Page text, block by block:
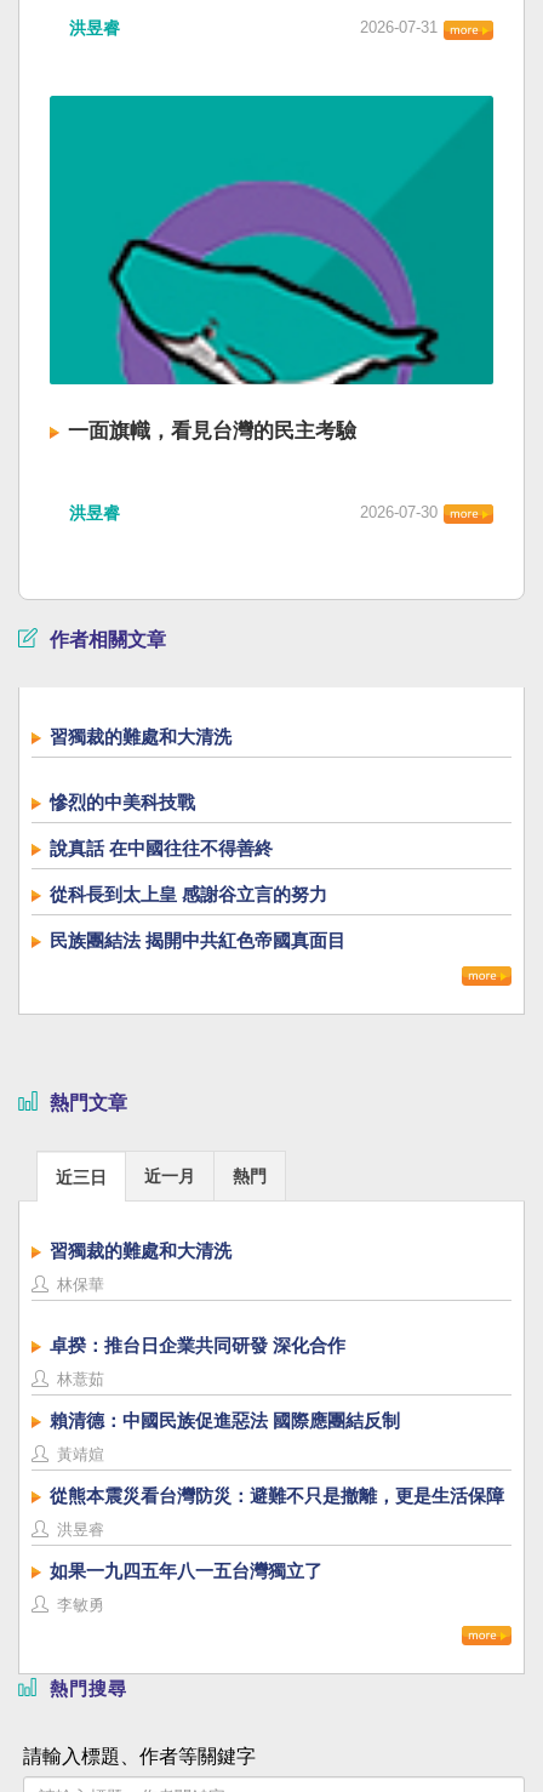
洪昱睿 2026-07-31
一面旗幟，看見台灣的民主考驗
洪昱睿 2026-07-30
作者相關文章
習獨裁的難處和大清洗
慘烈的中美科技戰
說真話 在中國往往不得善終
從科長到太上皇 感謝谷立言的努力
民族團結法 揭開中共紅色帝國真面目
熱門文章
近三日 近一月 熱門
習獨裁的難處和大清洗
林保華
卓揆：推台日企業共同研發 深化合作
林薏茹
賴清德：中國民族促進惡法 國際應團結反制
黃靖媗
從熊本震災看台灣防災：避難不只是撤離，更是生活保障
洪昱睿
如果一九四五年八一五台灣獨立了
李敏勇
熱門搜尋
請輸入標題、作者等關鍵字